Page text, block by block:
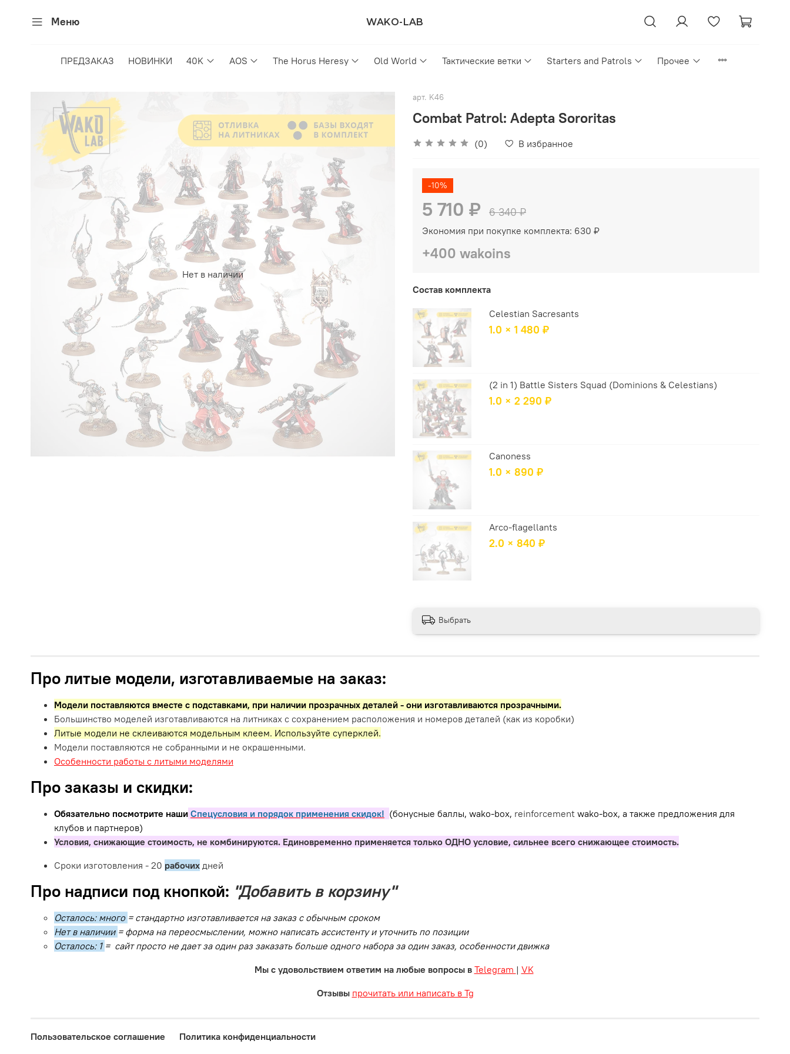
Меню WAKO-LAB
ПРЕДЗАКАЗ НОВИНКИ 40K AOS The Horus Heresy Old World Тактические ветки Starters and Patrols Прочее
Нет в наличии
арт. K46
Combat Patrol: Adepta Sororitas
(0) В избранное
-10%
5 710 ₽ 6 340 ₽
Экономия при покупке комплекта: 630 ₽
+400 wakoins
Состав комплекта
Celestian Sacresants
1.0 × 1 480 ₽
(2 in 1) Battle Sisters Squad (Dominions & Celestians)
1.0 × 2 290 ₽
Canoness
1.0 × 890 ₽
Arco-flagellants
2.0 × 840 ₽
Выбрать
Про литые модели, изготавливаемые на заказ:
Модели поставляются вместе с подставками, при наличии прозрачных деталей - они изготавливаются прозрачными.
Большинство моделей изготавливаются на литниках с сохранением расположения и номеров деталей (как из коробки)
Литые модели не склеиваются модельным клеем. Используйте суперклей.
Модели поставляются не собранными и не окрашенными.
Особенности работы с литыми моделями
Про заказы и скидки:
Обязательно посмотрите наши Спецусловия и порядок применения скидок! (бонусные баллы, wako-box, reinforcement wako-box, а также предложения для
клубов и партнеров)
Условия, снижающие стоимость, не комбинируются. Единовременно применяется только ОДНО условие, сильнее всего снижающее стоимость.
Сроки изготовления - 20 рабочих дней
Про надписи под кнопкой: "Добавить в корзину"
Осталось: много = стандартно изготавливается на заказ с обычным сроком
Нет в наличии = форма на переосмыслении, можно написать ассистенту и уточнить по позиции
Осталось: 1 = сайт просто не дает за один раз заказать больше одного набора за один заказ, особенности движка
Мы с удовольствием ответим на любые вопросы в Telegram | VK
Отзывы прочитать или написать в Tg
Пользовательское соглашение Политика конфиденциальности